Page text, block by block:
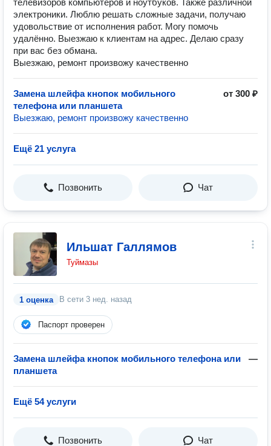
телевизоров компьютеров и ноутбуков. Также различной
электроники. Люблю решать сложные задачи, получаю
удовольствие от исполнения работ. Могу помочь
удалённо. Выезжаю к клиентам на адрес. Делаю сразу
при вас без обмана.
Выезжаю, ремонт произвожу качественно
Замена шлейфа кнопок мобильного
телефона или планшета
от 300 ₽
Выезжаю, ремонт произвожу качественно
Ещё 21 услуга
Позвонить Чат
Ильшат Галлямов
Туймазы
1 оценка В сети 3 нед. назад
Паспорт проверен
Замена шлейфа кнопок мобильного телефона или
планшета
—
Ещё 54 услуги
Позвонить Чат